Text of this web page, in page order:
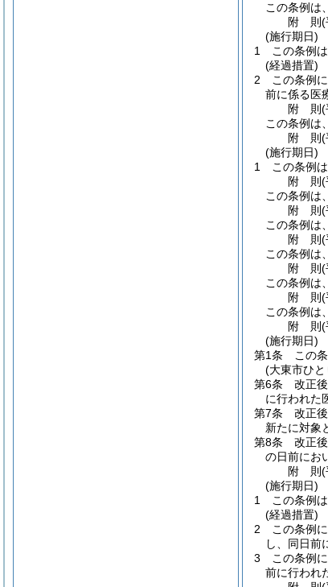
この条例は
附 則(
(施行期日)
1
この条例
(経過措置)
2
この条例
前に係る医
附 則(
この条例は
附 則(
(施行期日)
1
この条例
附 則(
この条例は
附 則(
この条例は
附 則(
この条例は
附 則(
この条例は
附 則(
この条例は
附 則(
(施行期日)
第1条
この
(大東市ひ
第6条
改正
に行われた
第7条
改正
新たに対象
第8条
改正
の日前にお
附 則(
(施行期日)
1
この条例
(経過措置)
2
この条例
し、同日前
3
この条例
前に行われ